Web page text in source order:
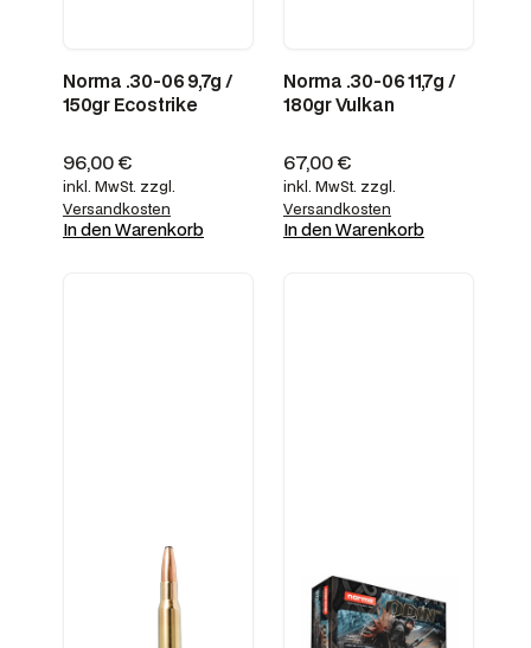
Norma .30-06 9,7g /
150gr Ecostrike
96,00€
inkl. MwSt. zzgl.
Versandkosten
In den Warenkorb
Norma .30-06 11,7g /
180gr Vulkan
67,00€
inkl. MwSt. zzgl.
Versandkosten
In den Warenkorb